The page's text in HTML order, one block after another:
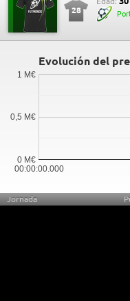
28
Evolución del
00:00:00.000
0 M€
0,5 M€
1 M€
Jornada